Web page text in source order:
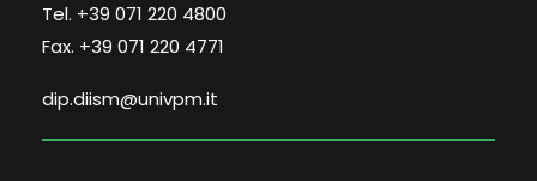
Tel. +39 071 220 4800
Fax. +39 071 220 4771
dip.diism@univpm.it